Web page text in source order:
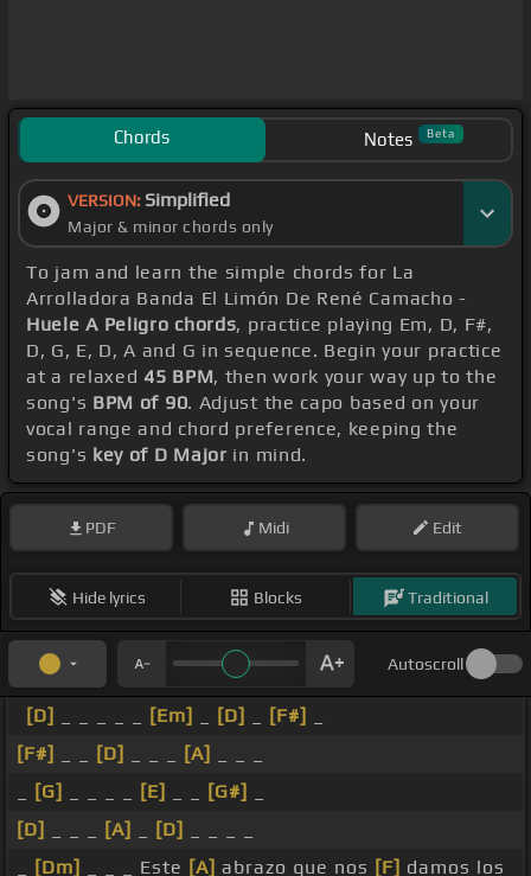
Chords Notes Beta
VERSION: Simplified
Major & minor chords only
To jam and learn the simple chords for La
Arrolladora Banda El Limón De René Camacho -
Huele A Peligro chords, practice playing Em, D, F#,
D, G, E, D, A and G in sequence. Begin your practice
at a relaxed45 BPM, then work your way up to the
song's BPM of 90. Adjust the capo based on your
vocal range and chord preference, keeping the
song's key of D Major in mind.
PDF Midi Edit
Hide lyrics Blocks Traditional
Autoscroll
[D] [Em] [D] [F#]
[F#]
[D] [A]
[G] [E] [G#]
[D]
[A] [D]
[Dm] _ _ _ Este [A] abrazo que nos [F] damos los